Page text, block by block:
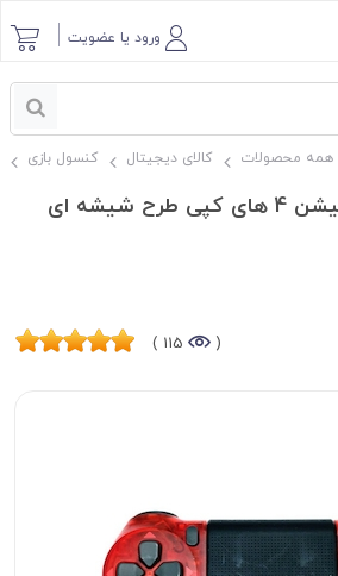
ورود یا عضویت
همه محصولات کالای دیجیتال کنسول بازی
دسته بازی پلی استیشن 4 های کپی طرح شیشه ای
(
115 )